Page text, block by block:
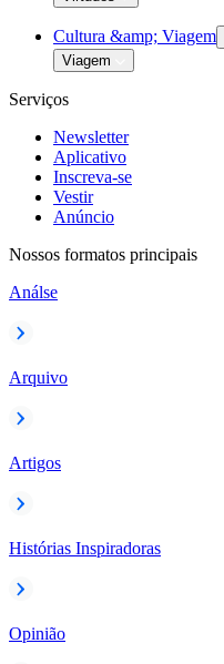
Cultura &amp; Viagem
Viagem
Serviços
Newsletter
Aplicativo
Inscreva-se
Vestir
Anúncio
Nossos formatos principais
Análse
Arquivo
Artigos
Histórias Inspiradoras
Opinião